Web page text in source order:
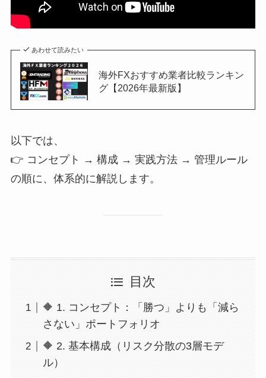
あわせて読みたい
海外FXおすすめ業者比較ランキン
グ【2026年最新版】
以下では、
👉 コンセプト → 構成 → 実践方法 → 管理ルール
の順に、体系的に解説します。
目次
🔶 1. コンセプト：「勝つ」よりも「減ら
さない」ポートフォリオ
🔶 2. 基本構成（リスク分散の3層モデ
ル）